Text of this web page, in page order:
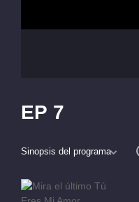
EP 7
Sinopsis del programa